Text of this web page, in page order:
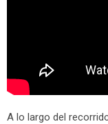
A lo largo del